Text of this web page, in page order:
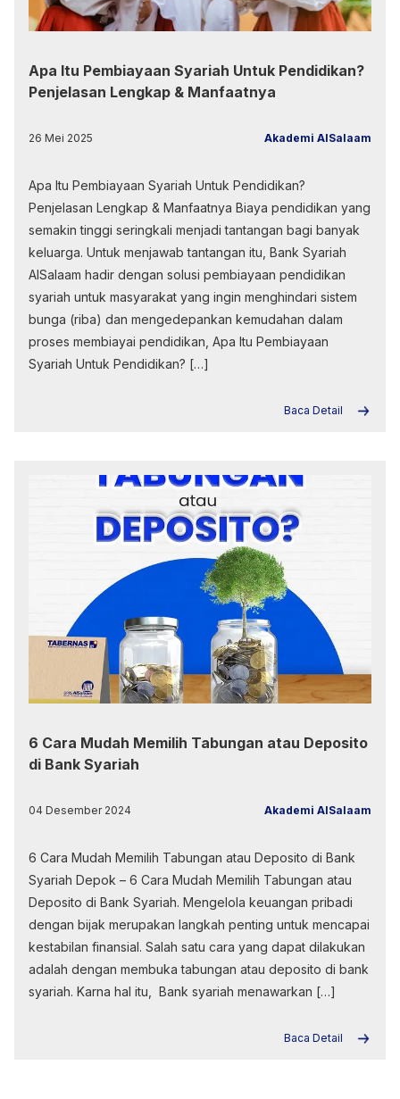
Apa Itu Pembiayaan Syariah Untuk Pendidikan?
Penjelasan Lengkap & Manfaatnya
26 Mei 2025 Akademi AlSalaam
Apa Itu Pembiayaan Syariah Untuk Pendidikan?
Penjelasan Lengkap & Manfaatnya Biaya pendidikan yang
semakin tinggi seringkali menjadi tantangan bagi banyak
keluarga. Untuk menjawab tantangan itu, Bank Syariah
AlSalaam hadir dengan solusi pembiayaan pendidikan
syariah untuk masyarakat yang ingin menghindari sistem
bunga (riba) dan mengedepankan kemudahan dalam
proses membiayai pendidikan, Apa Itu Pembiayaan
Syariah Untuk Pendidikan? […]
Baca Detail
6 Cara Mudah Memilih Tabungan atau Deposito
di Bank Syariah
04 Desember 2024 Akademi AlSalaam
6 Cara Mudah Memilih Tabungan atau Deposito di Bank
Syariah Depok – 6 Cara Mudah Memilih Tabungan atau
Deposito di Bank Syariah. Mengelola keuangan pribadi
dengan bijak merupakan langkah penting untuk mencapai
kestabilan finansial. Salah satu cara yang dapat dilakukan
adalah dengan membuka tabungan atau deposito di bank
syariah. Karna hal itu, Bank syariah menawarkan […]
Baca Detail